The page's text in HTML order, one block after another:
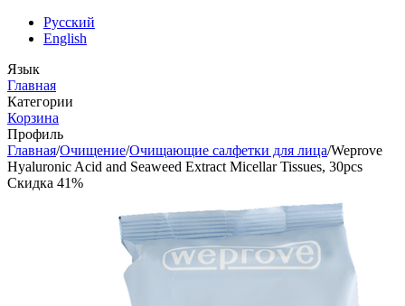
Русский
English
Язык
Главная
Категории
Корзина
Профиль
Главная/Очищение/Очищающие салфетки для лица/Weprove
Hyaluronic Acid and Seaweed Extract Micellar Tissues, 30pcs
Скидка 41%